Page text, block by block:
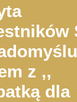
z ,,
dla